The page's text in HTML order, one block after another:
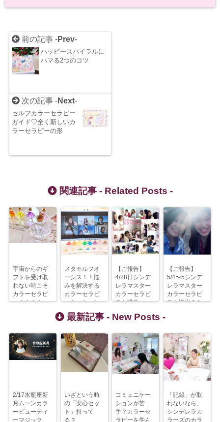
前の記事 -Prev-
ハッピースパイラルに
ハマる2つのコツ
次の記事 -Next-
セルフカラーセラピー
ガイド♡全く新しいカ
ラーセラピーの形
関連記事 - Related Posts -
宇宙からのギ
フトを受け取
れない時こそ
カラーセラピ
ーを！！！
メタモルフオ
ーシス！！悩
みを解決する
カラーセラピ
ーセッション
【ご報告】
4/28日シンデ
レラマスター
カラーセラピ
スト講座
【ご報告】
5/4〜5シンデ
レラマスター
カラーセラピ
スト講座＆シ
最新記事 - New Posts -
2/17水瓶座新
月ムーンカラ
ービューティ
ーマジック
いざという時
の「安心セッ
ト」持って
る？
コミュニケー
ションが苦
手？カラーセ
ラピーを学ん
「記録」が取
れないなら、
シンデレラカ
ラーズのカラ